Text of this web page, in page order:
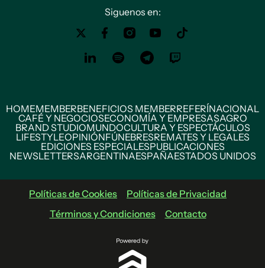
Siguenos en:
HOMEMEMBERBENEFICIOS MEMBERREFERÍNACIONAL
CAFÉ Y NEGOCIOSECONOMÍA Y EMPRESASAGRO
BRAND STUDIOMUNDOCULTURA Y ESPECTÁCULOS
LIFESTYLEOPINIÓNFÚNEBRESREMATES Y LEGALES
EDICIONES ESPECIALESPUBLICACIONES
NEWSLETTERSARGENTINAESPAÑAESTADOS UNIDOS
Políticas de Cookies
Políticas de Privacidad
Términos y Condiciones
Contacto